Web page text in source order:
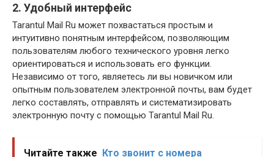
2. Удобный интерфейс
Tarantul Mail Ru может похвастаться простым и
интуитивно понятным интерфейсом, позволяющим
пользователям любого технического уровня легко
ориентироваться и использовать его функции.
Независимо от того, являетесь ли вы новичком или
опытным пользователем электронной почты, вам будет
легко составлять, отправлять и систематизировать
электронную почту с помощью Tarantul Mail Ru.
Читайте также Кто звонит с номера